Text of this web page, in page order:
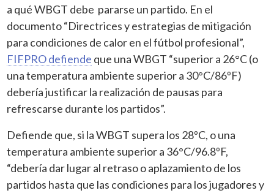
a qué WBGT debe pararse un partido. En el
documento “Directrices y estrategias de mitigación
para condiciones de calor en el fútbol profesional”,
FIFPRO defiende que una WBGT “superior a 26°C (o
una temperatura ambiente superior a 30°C/86ºF)
debería justificar la realización de pausas para
refrescarse durante los partidos”.
Defiende que, si la WBGT supera los 28ºC, o una
temperatura ambiente superior a 36°C/96.8ºF,
“debería dar lugar al retraso o aplazamiento de los
partidos hasta que las condiciones para los jugadores y